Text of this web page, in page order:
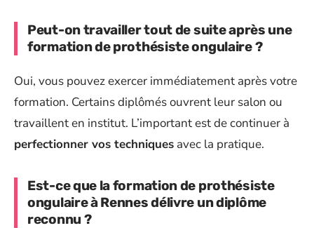
Peut-on travailler tout de suite après une
formation de prothésiste ongulaire ?
Oui, vous pouvez exercer immédiatement après votre
formation. Certains diplômés ouvrent leur salon ou
travaillent en institut. L’important est de continuer à
perfectionner vos techniques avec la pratique.
Est-ce que la formation de prothésiste
ongulaire à Rennes délivre un diplôme
reconnu ?